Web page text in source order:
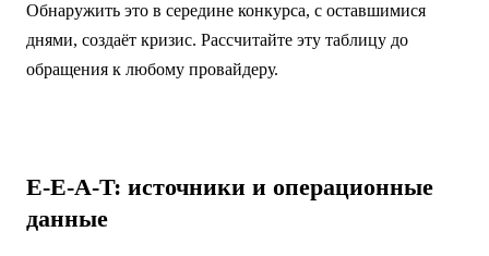
Обнаружить это в середине конкурса, с оставшимися
днями, создаёт кризис. Рассчитайте эту таблицу до
обращения к любому провайдеру.
E-E-A-T: источники и операционные
данные